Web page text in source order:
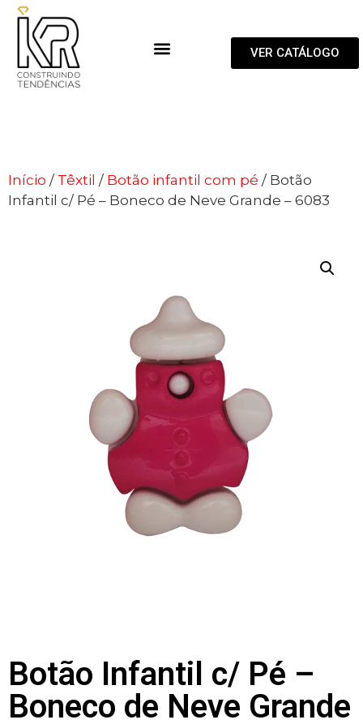
VER CATÁLOGO
Início / Têxtil / Botão infantil com pé / Botão
Infantil c/ Pé – Boneco de Neve Grande – 6083
Botão Infantil c/ Pé –
Boneco de Neve Grande